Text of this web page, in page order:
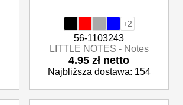
+2
56-1103243
LITTLE NOTES - Notes
4.95 zł netto
Najbliższa dostawa: 154